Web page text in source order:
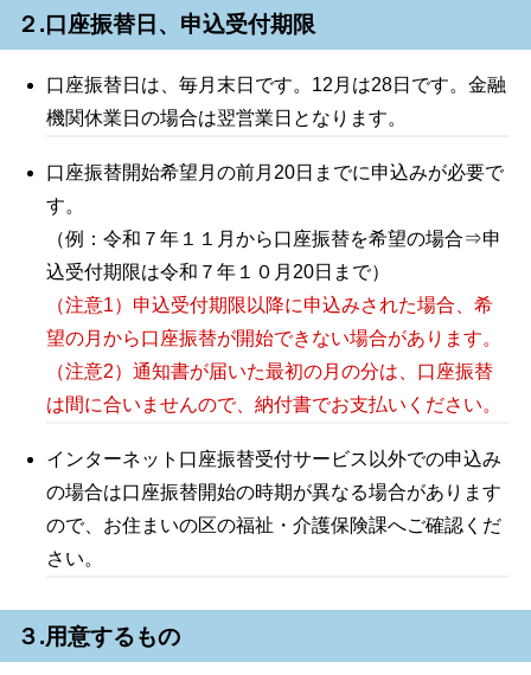
２.口座振替日、申込受付期限
口座振替日は、毎月末日です。12月は28日です。金融
機関休業日の場合は翌営業日となります。
口座振替開始希望月の前月20日までに申込みが必要で
す。
（例：令和７年１１月から口座振替を希望の場合⇒申
込受付期限は令和７年１０月20日まで）
（注意1）申込受付期限以降に申込みされた場合、希
望の月から口座振替が開始できない場合があります。
（注意2）通知書が届いた最初の月の分は、口座振替
は間に合いませんので、納付書でお支払いください。
インターネット口座振替受付サービス以外での申込み
の場合は口座振替開始の時期が異なる場合があります
ので、お住まいの区の福祉・介護保険課へご確認くだ
さい。
３.用意するもの